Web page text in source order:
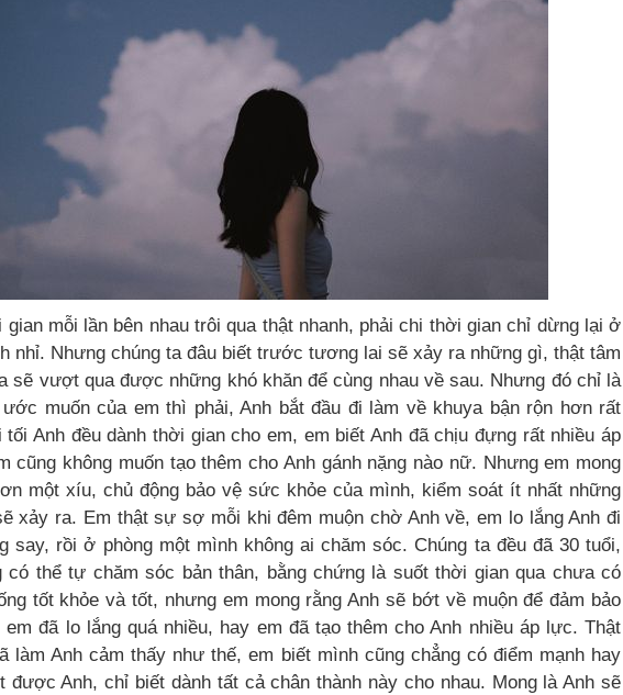
gian mỗi lần bên nhau trôi qua thật nhanh, phải chi thời gian chỉ dừng lại ở
nhỉ. Nhưng chúng ta đâu biết trước tương lai sẽ xảy ra những gì, thật tâm
sẽ vượt qua được những khó khăn để cùng nhau về sau. Nhưng đó chỉ là
muốn của em thì phải, Anh bắt đầu đi làm về khuya bận rộn hơn rất
tối Anh đều dành thời gian cho em, em biết Anh đã chịu đựng rất nhiều áp
cũng không muốn tạo thêm cho Anh gánh nặng nào nữ. Nhưng em mong
một xíu, chủ động bảo vệ sức khỏe của mình, kiểm soát ít nhất những
xảy ra. Em thật sự sợ mỗi khi đêm muộn chờ Anh về, em lo lắng Anh đi
say, rồi ở phòng một mình không ai chăm sóc. Chúng ta đều đã 30 tuổi,
có thể tự chăm sóc bản thân, bằng chứng là suốt thời gian qua chưa có
tốt khỏe và tốt, nhưng em mong rằng Anh sẽ bớt về muộn để đảm bảo
đã lo lắng quá nhiều, hay em đã tạo thêm cho Anh nhiều áp lực. Thật
làm Anh cảm thấy như thế, em biết mình cũng chẳng có điểm mạnh hay
được Anh, chỉ biết dành tất cả chân thành này cho nhau. Mong là Anh sẽ